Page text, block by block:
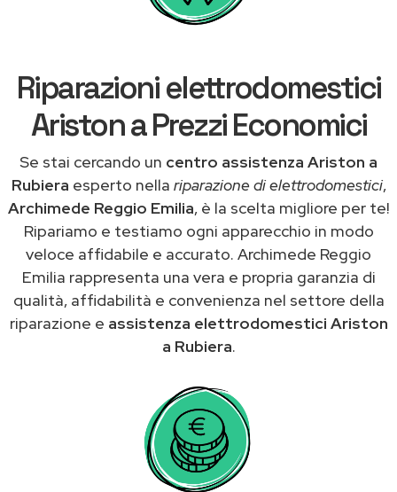
Riparazioni elettrodomestici
Ariston a Prezzi Economici
Se stai cercando un centro assistenza Ariston a
Rubiera esperto nella riparazione di elettrodomestici,
Archimede Reggio Emilia, è la scelta migliore per te!
Ripariamo e testiamo ogni apparecchio in modo
veloce affidabile e accurato. Archimede Reggio
Emilia rappresenta una vera e propria garanzia di
qualità, affidabilità e convenienza nel settore della
riparazione e assistenza elettrodomestici Ariston
a Rubiera.